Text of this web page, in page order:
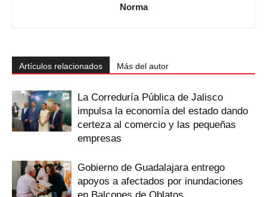
Norma
Artículos relacionados Más del autor
La Correduría Pública de Jalisco
impulsa la economía del estado dando
certeza al comercio y las pequeñas
empresas
Gobierno de Guadalajara entrego
apoyos a afectados por inundaciones